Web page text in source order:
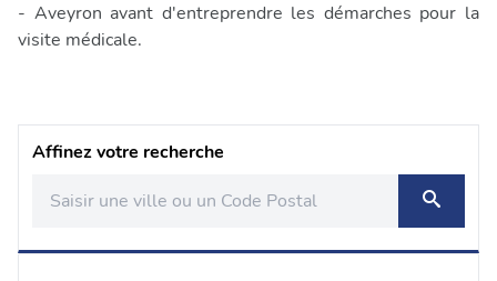
- Aveyron avant d'entreprendre les démarches pour la
visite médicale.
Affinez votre recherche